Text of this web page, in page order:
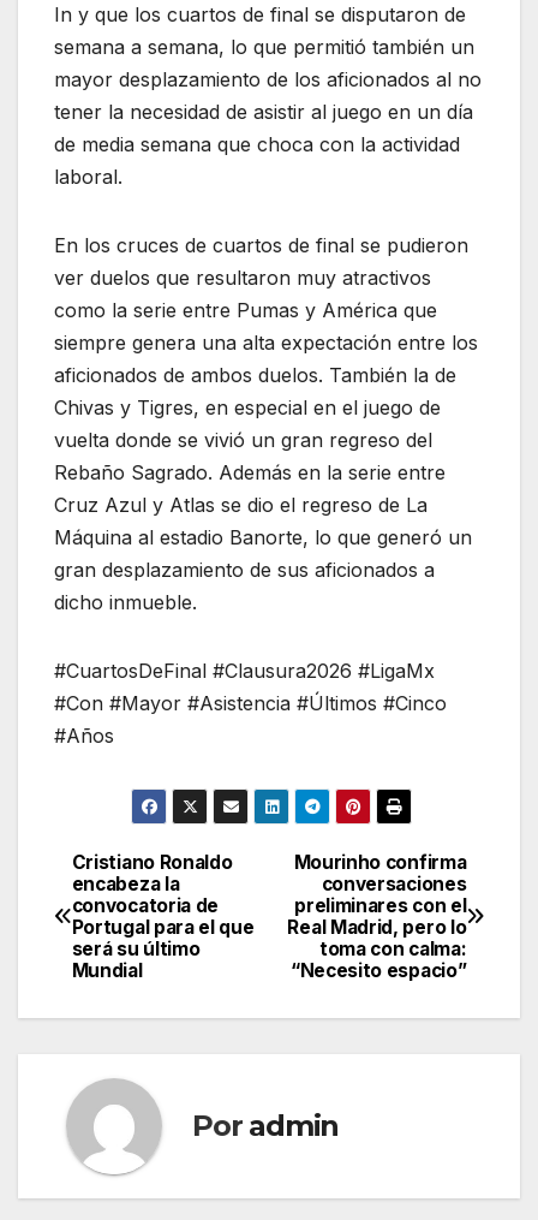
In y que los cuartos de final se disputaron de
semana a semana, lo que permitió también un
mayor desplazamiento de los aficionados al no
tener la necesidad de asistir al juego en un día
de media semana que choca con la actividad
laboral.
En los cruces de cuartos de final se pudieron
ver duelos que resultaron muy atractivos
como la serie entre Pumas y América que
siempre genera una alta expectación entre los
aficionados de ambos duelos. También la de
Chivas y Tigres, en especial en el juego de
vuelta donde se vivió un gran regreso del
Rebaño Sagrado. Además en la serie entre
Cruz Azul y Atlas se dio el regreso de La
Máquina al estadio Banorte, lo que generó un
gran desplazamiento de sus aficionados a
dicho inmueble.
#CuartosDeFinal #Clausura2026 #LigaMx
#Con #Mayor #Asistencia #Últimos #Cinco
#Años
Navegación
de
entradas
Mourinho confirma
conversaciones
preliminares con el
Real Madrid, pero lo
toma con calma:
“Necesito espacio”
Cristiano Ronaldo
encabeza la
convocatoria de
Portugal para el que
será su último
Mundial
Por admin